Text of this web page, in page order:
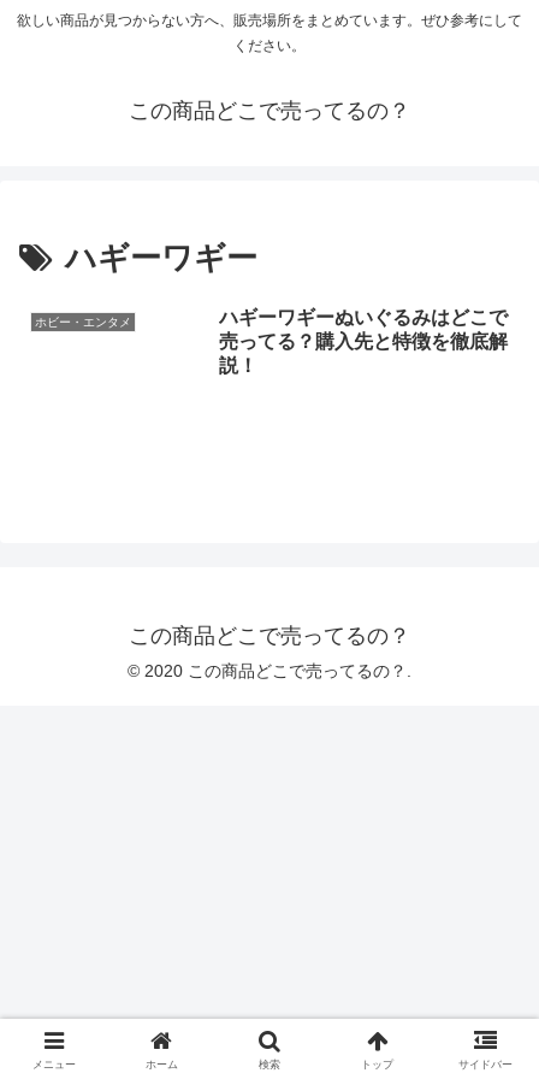
欲しい商品が見つからない方へ、販売場所をまとめています。ぜひ参考にして
ください。
この商品どこで売ってるの？
ハギーワギー
ホビー・エンタメ
ハギーワギーぬいぐるみはどこで
売ってる？購入先と特徴を徹底解
説！
この商品どこで売ってるの？
© 2020 この商品どこで売ってるの？.
メニュー ホーム 検索 トップ サイドバー